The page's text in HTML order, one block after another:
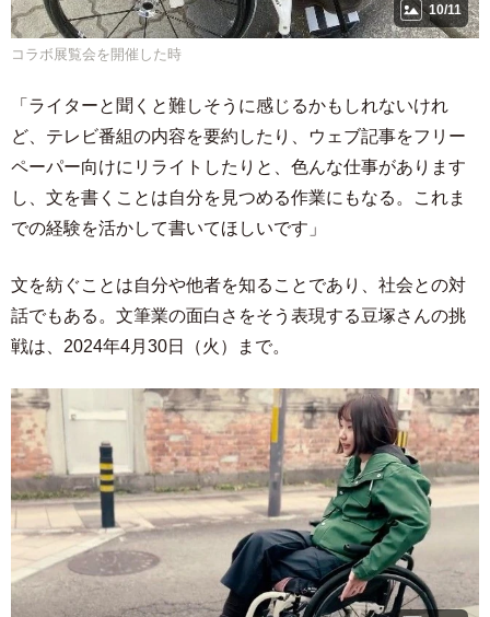
10/11
コラボ展覧会を開催した時
「ライターと聞くと難しそうに感じるかもしれないけれ
ど、テレビ番組の内容を要約したり、ウェブ記事をフリー
ペーパー向けにリライトしたりと、色んな仕事があります
し、文を書くことは自分を見つめる作業にもなる。これま
での経験を活かして書いてほしいです」
文を紡ぐことは自分や他者を知ることであり、社会との対
話でもある。文筆業の面白さをそう表現する豆塚さんの挑
戦は、2024年4月30日（火）まで。